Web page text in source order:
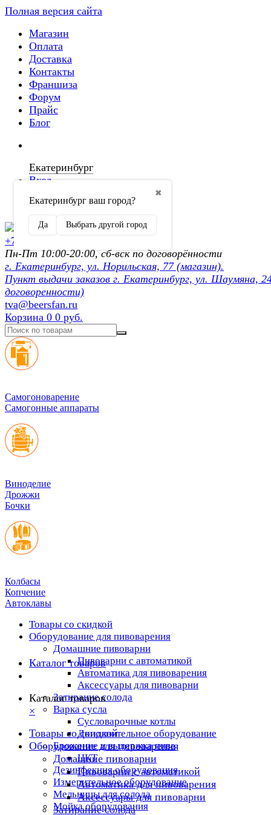
Полная версия сайта
Магазин
Оплата
Доставка
Контакты
Франшиза
Форум
Прайс
Блог
Екатеринбург
✖
Екатеринбург ваш город?
Да Выбрать другой город
Вход
Регистрация
+7 (902) 872-54-70
Пн-Пт 10:00-20:00, сб-вск по договорённости
г. Екатеринбург, ул. Норильская, 77 (магазин).
Пункт выдачи заказов г. Екатеринбург, ул. Шаумяна,
договоренности)
tva@beersfan.ru
Корзина 0 0 руб.
Cамогоноварение
Самогонные аппараты
Виноделие
Дрожжи
Бочки
Колбасы
Копчение
Автоклавы
Товары со скидкой
Оборудование для пивоварения
Домашние пивоварни
Пивоварни с автоматикой
Автоматика для пивоварения
Аксессуары для пивоварни
Затирание солода
Варка сусла
Cусловарочные котлы
Дополнительное оборудование
Брожение и выдержка пива
ЦКТ
Дезинфекция оборудования
Измерительное оборудование
Мельницы для солода
Мойка оборудования
Каталог товаров
Каталог товаров
×
Товары со скидкой
Оборудование для пивоварения
Домашние пивоварни
Пивоварни с автоматикой
Автоматика для пивоварения
Аксессуары для пивоварни
Затирание солода